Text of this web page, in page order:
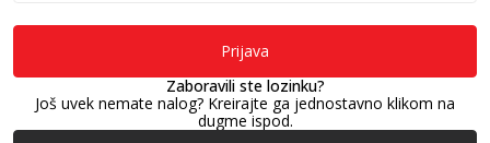
Prijava
Zaboravili ste lozinku?
Još uvek nemate nalog? Kreirajte ga jednostavno klikom na
dugme ispod.